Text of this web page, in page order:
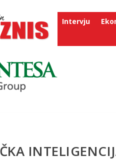
Intervju